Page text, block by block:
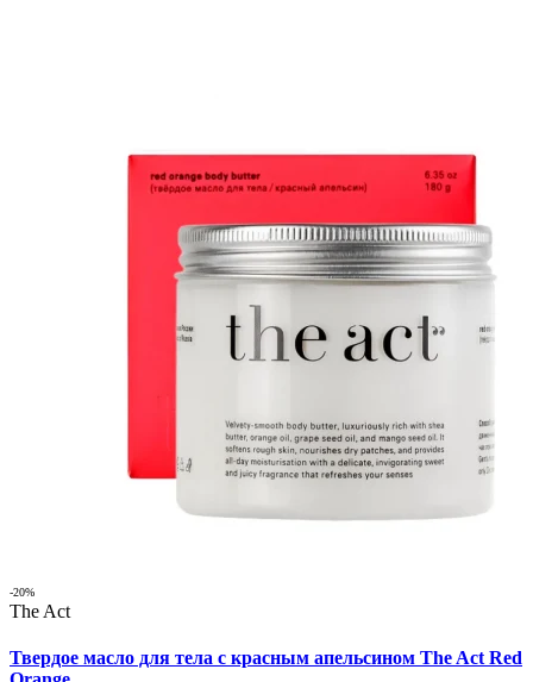
-20%
The Act
Твердое масло для тела с красным апельсином The Act Red